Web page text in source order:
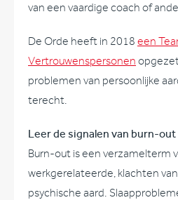
van een vaardige coach of
De Orde heeft in 2018 een
Vertrouwenspersonen
problemen van persoonlijke
terecht.
Leer de signalen van burn-
Burn-out is een verzamelterm
werkgerelateerde, klachten
psychische aard.